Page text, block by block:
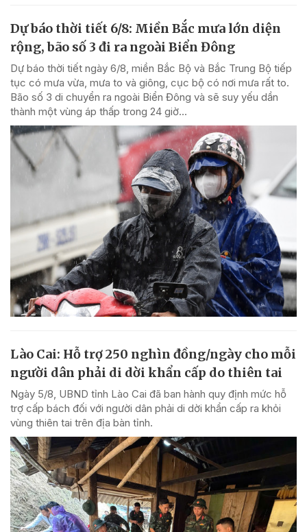
Dự báo thời tiết 6/8: Miền Bắc mưa lớn diện
rộng, bão số 3 đi ra ngoài Biển Đông
Dự báo thời tiết ngày 6/8, miền Bắc Bộ và Bắc Trung Bộ tiếp
tục có mưa vừa, mưa to và giông, cục bộ có nơi mưa rất to.
Bão số 3 di chuyển ra ngoài Biển Đông và sẽ suy yếu dần
thành một vùng áp thấp trong 24 giờ...
Lào Cai: Hỗ trợ 250 nghìn đồng/ngày cho mỗi
người dân phải di dời khẩn cấp do thiên tai
Ngày 5/8, UBND tỉnh Lào Cai đã ban hành quy định mức hỗ
trợ cấp bách đối với người dân phải di dời khẩn cấp ra khỏi
vùng thiên tai trên địa bàn tỉnh.